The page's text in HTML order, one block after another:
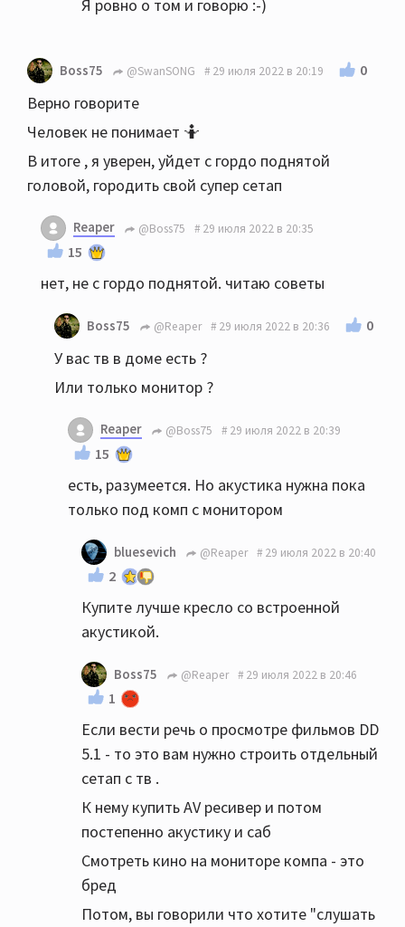
Я ровно о том и говорю :-)
Boss75 @SwanSONG 29 июля 2022 в 20:19 0
Верно говорите
Человек не понимает 🤷
В итоге , я уверен, уйдет с гордо поднятой
головой, городить свой супер сетап
Reaper @Boss75 29 июля 2022 в 20:35
15
нет, не с гордо поднятой. читаю советы
Boss75 @Reaper 29 июля 2022 в 20:36 0
У вас тв в доме есть ?
Или только монитор ?
Reaper @Boss75 29 июля 2022 в 20:39
15
есть, разумеется. Но акустика нужна пока
только под комп с монитором
bluesevich @Reaper 29 июля 2022 в 20:40
2
Купите лучше кресло со встроенной
акустикой.
Boss75 @Reaper 29 июля 2022 в 20:46
1
Если вести речь о просмотре фильмов DD
5.1 - то это вам нужно строить отдельный
сетап с тв .
К нему купить AV ресивер и потом
постепенно акустику и саб
Смотреть кино на мониторе компа - это
бред
Потом, вы говорили что хотите "слушать